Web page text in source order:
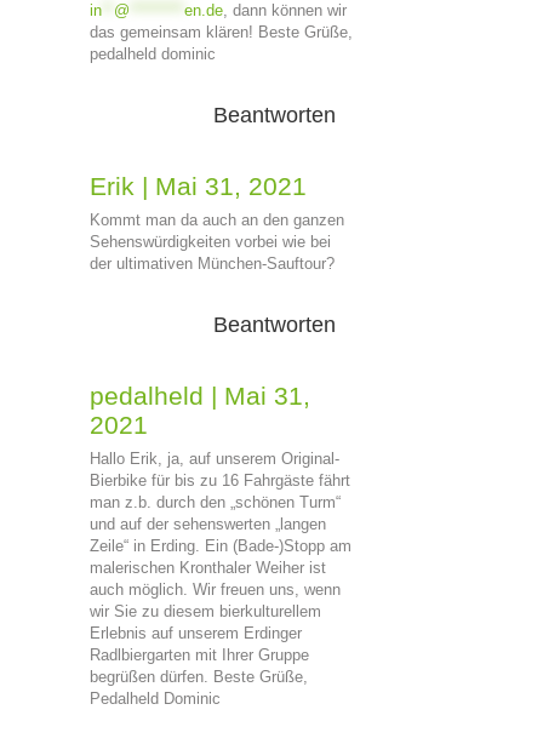
in
@ en.de, dann können wir
das gemeinsam klären! Beste Grüße,
pedalheld dominic
Beantworten
Erik | Mai 31, 2021
Kommt man da auch an den ganzen
Sehenswürdigkeiten vorbei wie bei
der ultimativen München-Sauftour?
Beantworten
pedalheld | Mai 31,
2021
Hallo Erik, ja, auf unserem Original-
Bierbike für bis zu 16 Fahrgäste fährt
man z.b. durch den „schönen Turm“
und auf der sehenswerten „langen
Zeile“ in Erding. Ein (Bade-)Stopp am
malerischen Kronthaler Weiher ist
auch möglich. Wir freuen uns, wenn
wir Sie zu diesem bierkulturellem
Erlebnis auf unserem Erdinger
Radlbiergarten mit Ihrer Gruppe
begrüßen dürfen. Beste Grüße,
Pedalheld Dominic